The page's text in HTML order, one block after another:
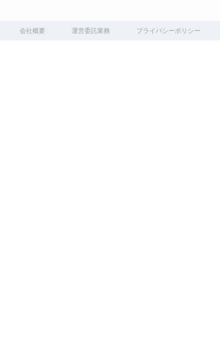
会社概要 運営委託業務 プライバシーポリシー